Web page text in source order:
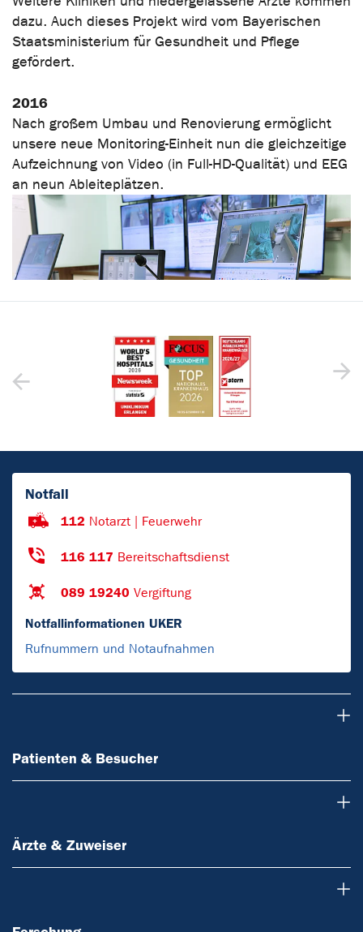
dazu. Auch dieses Projekt wird vom Bayerischen
Staatsministerium für Gesundheit und Pflege
gefördert.
2016
Nach großem Umbau und Renovierung ermöglicht
unsere neue Monitoring-Einheit nun die gleichzeitige
Aufzeichnung von Video (in Full-HD-Qualität) und EEG
an neun Ableiteplätzen.
Notfall
112 Notarzt | Feuerwehr
116 117 Bereitschaftsdienst
089 19240 Vergiftung
Notfallinformationen UKER
Rufnummern und Notaufnahmen
Patienten & Besucher
Ärzte & Zuweiser